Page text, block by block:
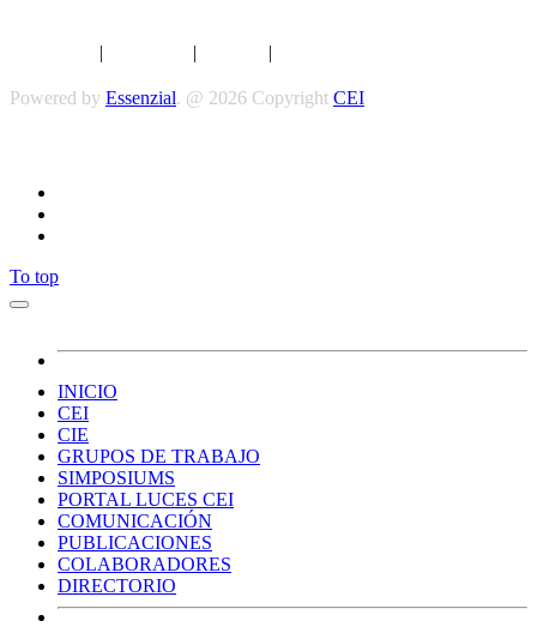
| | |
Powered by Essenzial. @ 2026 Copyright CEI
To top
INICIO
CEI
CIE
GRUPOS DE TRABAJO
SIMPOSIUMS
PORTAL LUCES CEI
COMUNICACIÓN
PUBLICACIONES
COLABORADORES
DIRECTORIO